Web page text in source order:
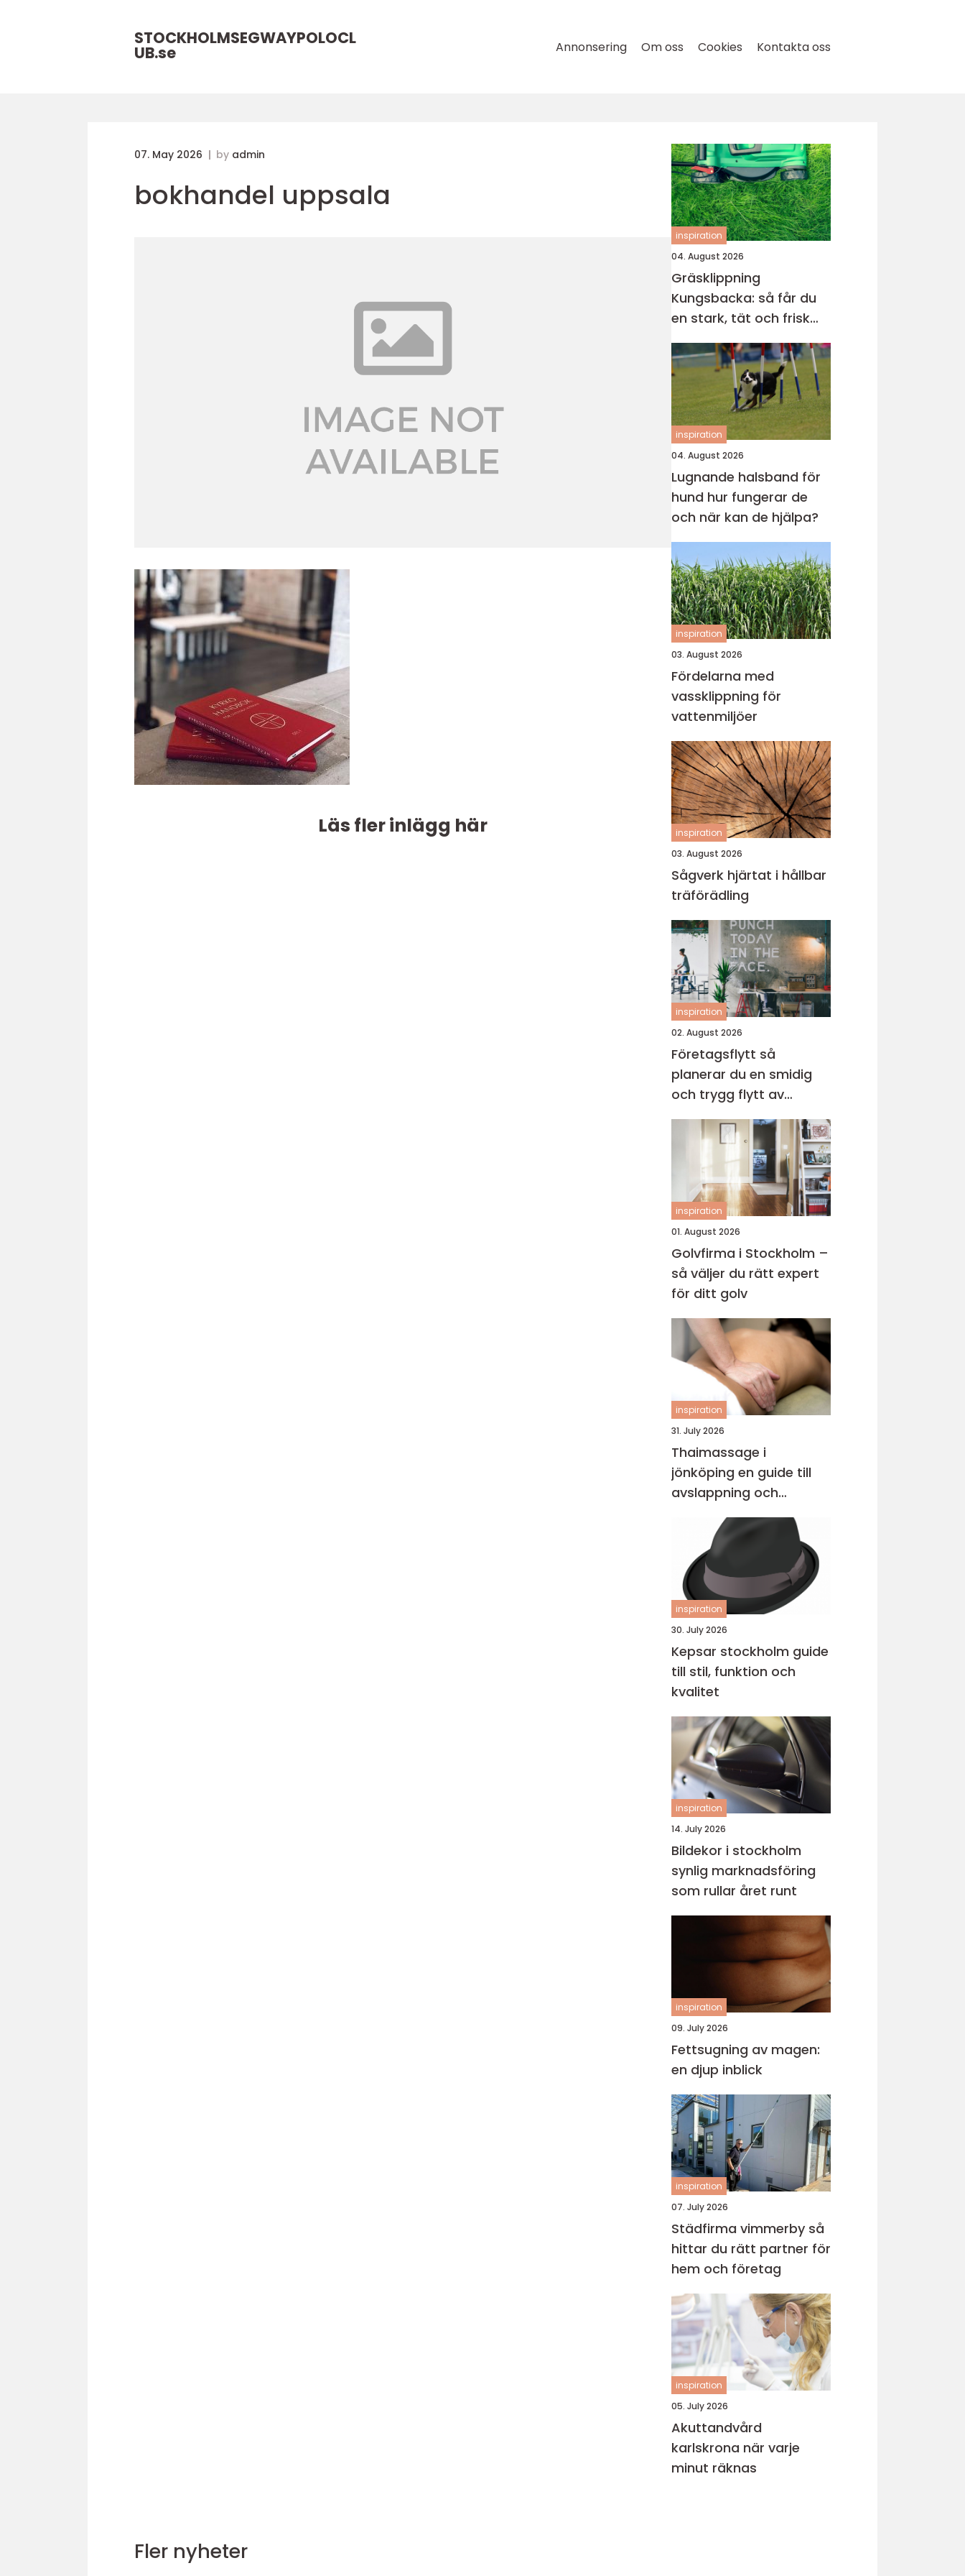
STOCKHOLMSEGWAYPOLOCL
UB.se Annonsering Om oss Cookies Kontakta oss
07. May 2026 by admin
bokhandel uppsala
Läs fler inlägg här
inspiration
04. August 2026
Gräsklippning
Kungsbacka: så får du
en stark, tät och frisk
gräsmatta
inspiration
04. August 2026
Lugnande halsband för
hund hur fungerar de
och när kan de hjälpa?
inspiration
03. August 2026
Fördelarna med
vassklippning för
vattenmiljöer
inspiration
03. August 2026
Sågverk hjärtat i hållbar
träförädling
inspiration
02. August 2026
Företagsflytt så
planerar du en smidig
och trygg flytt av
verksamheten
inspiration
01. August 2026
Golvfirma i Stockholm –
så väljer du rätt expert
för ditt golv
inspiration
31. July 2026
Thaimassage i
jönköping en guide till
avslappning och
behandling
inspiration
30. July 2026
Kepsar stockholm guide
till stil, funktion och
kvalitet
inspiration
14. July 2026
Bildekor i stockholm
synlig marknadsföring
som rullar året runt
inspiration
09. July 2026
Fettsugning av magen:
en djup inblick
inspiration
07. July 2026
Städfirma vimmerby så
hittar du rätt partner för
hem och företag
inspiration
05. July 2026
Akuttandvård
karlskrona när varje
minut räknas
Fler nyheter